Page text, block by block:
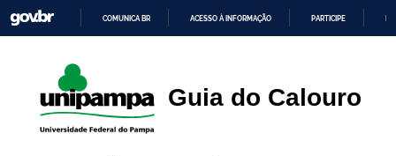
para
o
COMUNICA BR ACESSO À INFORMAÇÃO PARTICIPE
Guia do Calouro